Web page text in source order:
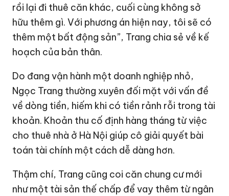
rồi lại đi thuê căn khác, cuối cùng không sở
hữu thêm gì. Với phương án hiện nay, tôi sẽ có
thêm một bất động sản”, Trang chia sẻ về kế
hoạch của bản thân.
Do đang vận hành một doanh nghiệp nhỏ,
Ngọc Trang thường xuyên đối mặt với vấn đề
về dòng tiền, hiếm khi có tiền rảnh rỗi trong tài
khoản. Khoản thu cố định hàng tháng từ việc
cho thuê nhà ở Hà Nội giúp cô giải quyết bài
toán tài chính một cách dễ dàng hơn.
Thậm chí, Trang cũng coi căn chung cư mới
như một tài sản thế chấp để vay thêm từ ngân